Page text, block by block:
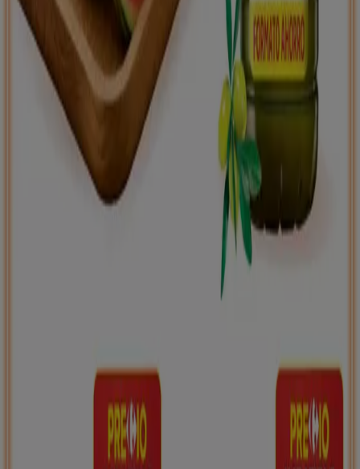
Tiendeo forma parte de Shopfully, la empresa
tecnológica que está reinventando las compras locales
en todo el mundo.